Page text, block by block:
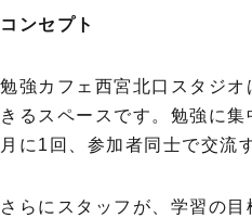
コンセプト
勉強カフェ西宮北口スタジ
きるスペースです。勉強に
月に1回、参加者同士で交流
さらにスタッフが、学習の